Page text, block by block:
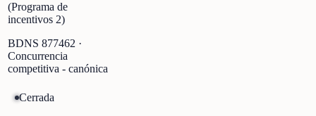
(Programa de
incentivos 2)
BDNS 877462 ·
Concurrencia
competitiva - canónica
Cerrada